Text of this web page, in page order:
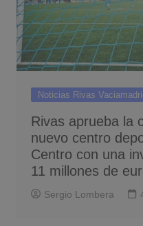
Noticias Rivas
Rivas aprueba la
nuevo centro
Centro con una
11 millones de
Sergio Lombera